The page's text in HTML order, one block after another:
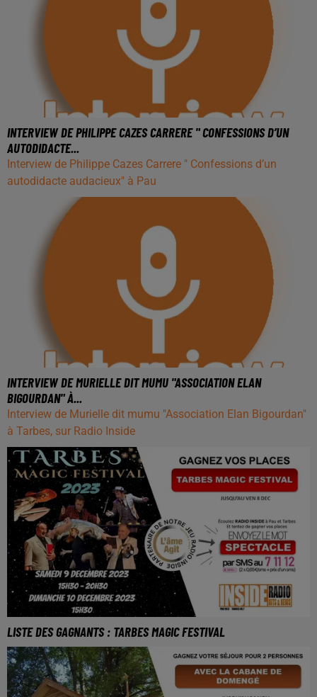
INTERVIEW DE PHILIPPE CAZES CARRERE " CONFESSIONS D’UN
AUTODIDACTE...
Interview de Philippe Cazes Carrere " Confessions d’un
autodidacte audacieux" à Pau
INTERVIEW DE MURIELLE DIT MUMU "ASSOCIATION ELAN
BIGOURDAN" À...
Interview de Murielle dit mumu "Association Elan Bigourdan"
à Tarbes, sur Radio Inside
LISTE DES GAGNANTS : TARBES MAGIC FESTIVAL